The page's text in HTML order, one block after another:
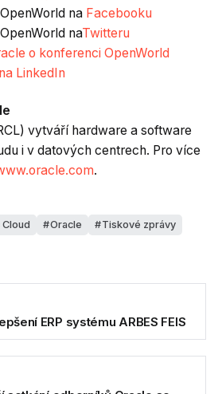
na Facebooku
naTwitteru
o konferenci OpenWorld
LinkedIn
vytváří hardware a software
i v datových centrech. Pro více
.
Cloud Oracle Tiskové zprávy
ERP systému ARBES FEIS